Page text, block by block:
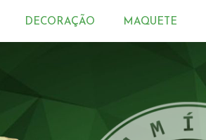
DECORAÇÃO MAQUETE